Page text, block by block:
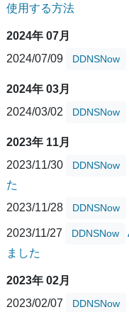
使用する方法
2024年 07月
2024/07/09
DDNSNow
2024年 03月
2024/03/02
DDNSNow
2023年 11月
2023/11/30
DDNSNow
た
2023/11/28
DDNSNow
2023/11/27 DDNSNow
ました
2023年 02月
2023/02/07
DDNSNow